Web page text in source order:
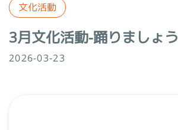
文化活動
3月文化活動-踊りましょう
2026-03-23